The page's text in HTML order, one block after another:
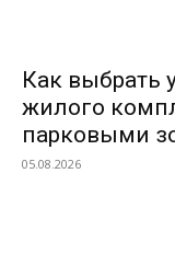
Как выбрать
жилого
парковыми
05.08.2026